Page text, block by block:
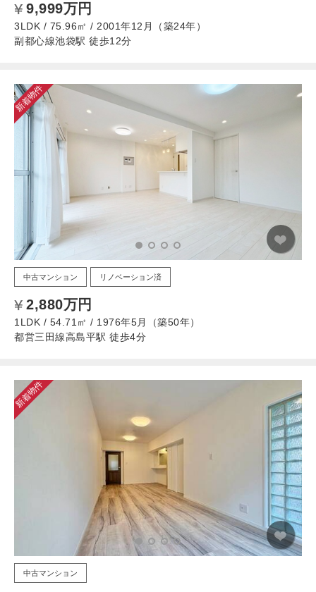
9,999万円
3LDK / 75.96㎡ / 2001年12月（築24年）
副都心線池袋駅 徒歩12分
新着物件
中古マンション リノベーション済
2,880万円
1LDK / 54.71㎡ / 1976年5月（築50年）
都営三田線高島平駅 徒歩4分
新着物件
中古マンション